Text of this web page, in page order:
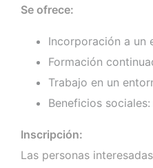
Se ofrece:
Incorporación a un
Formación
Trabajo en un
Beneficios
Inscripción:
Las personas